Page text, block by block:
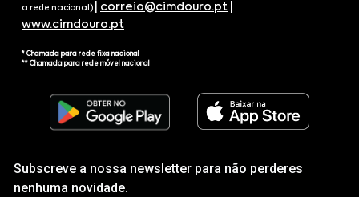
a rede nacional) correio@cimdouro.pt
www.cimdouro.pt
* Chamada para rede fixa nacional
** Chamada para rede móvel nacional
Subscreve a nossa newsletter para não perderes
nenhuma novidade.